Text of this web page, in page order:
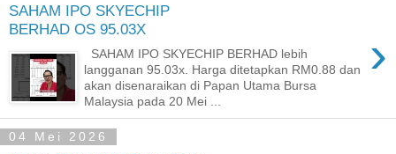
SAHAM IPO SKYECHIP
BERHAD OS 95.03X
›
SAHAM IPO SKYECHIP BERHAD lebih
langganan 95.03x. Harga ditetapkan RM0.88 dan
akan disenaraikan di Papan Utama Bursa
Malaysia pada 20 Mei ...
04 Mei 2026